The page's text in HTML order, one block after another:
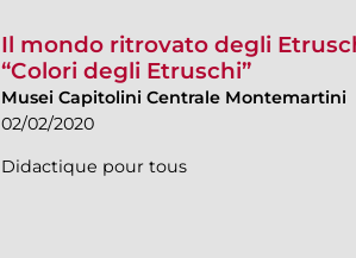
Il mondo ritrovato degli
“Colori degli Etruschi”
Musei Capitolini Centrale Montemartini
02/02/2020
Didactique pour tous